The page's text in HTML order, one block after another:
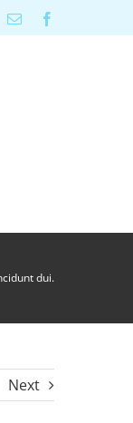
Email
dui.
Next